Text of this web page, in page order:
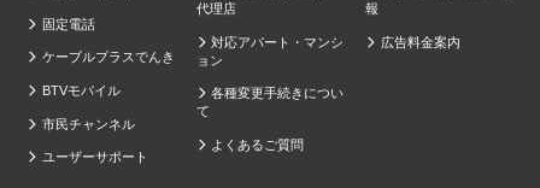
固定電話
ケーブルプラスでんき
BTVモバイル
市民チャンネル
ユーザーサポート
代理店
対応アパート・マンシ
ョン
各種変更手続きについ
て
よくあるご質問
報
広告料金案内